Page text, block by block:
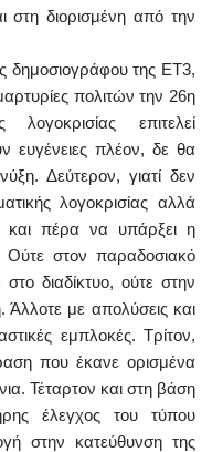
στη διορισμένη από την
δημοσιογράφου της ΕΤ3,
πολιτών την 26η
επιτελεί
ευγένειες πλέον, δε θα
Δεύτερον, γιατί δεν
λογοκρισίας αλλά
και πέρα να υπάρξει η
στον παραδοσιακό
διαδίκτυο, ούτε στην
Άλλοτε με απολύσεις και
εμπλοκές. Τρίτον,
που έκανε ορισμένα
Τέταρτον και στη βάση
έλεγχος του τύπου
στην κατεύθυνση της